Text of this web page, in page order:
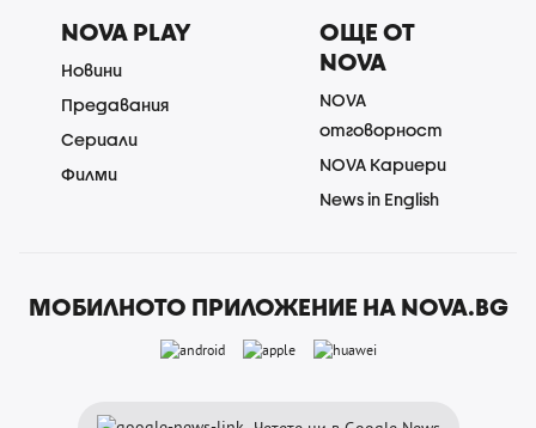
NOVA PLAY
Новини
Предавания
Сериали
Филми
ОЩЕ ОТ
NOVA
NOVA
отговорност
NOVA Кариери
News in English
МОБИЛНОТО ПРИЛОЖЕНИЕ НА NOVA.BG